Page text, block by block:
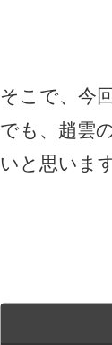
そこで、今
でも、趙雲
いと思います